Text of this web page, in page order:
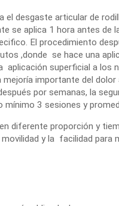
el desgaste articular de
se aplica 1 hora antes de
El procedimiento
,donde se hace una
aplicación superficial a los
mejoría importante del
por semanas, la
mínimo 3 sesiones y
diferente proporción y
y la facilidad para